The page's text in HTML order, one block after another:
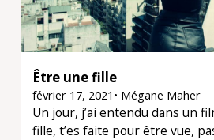
Être une fille
février 17, 2021 • Mégane Maher
Un jour, j’ai entendu dans un
fille, t’es faite pour être vue,